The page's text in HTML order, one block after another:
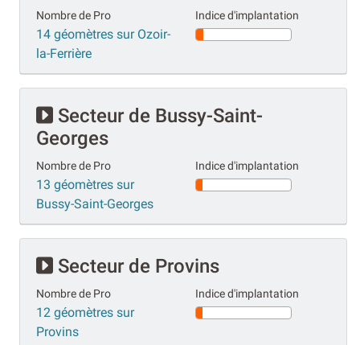
Nombre de Pro
14 géomètres sur Ozoir-
la-Ferrière
Indice d'implantation
Secteur de Bussy-Saint-
Georges
Nombre de Pro
13 géomètres sur
Bussy-Saint-Georges
Indice d'implantation
Secteur de Provins
Nombre de Pro
12 géomètres sur
Provins
Indice d'implantation